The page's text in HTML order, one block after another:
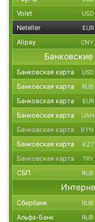
Volet USD
Neteller EUR
Alipay CNY
Банковская карта USD
Банковская карта RUB
Банковская карта EUR
Банковская карта UAH
Банковская карта BYN
Банковская карта KZT
Банковская карта TRY
СБП RUB
Сбербанк RUB
Альфа-Банк RUB